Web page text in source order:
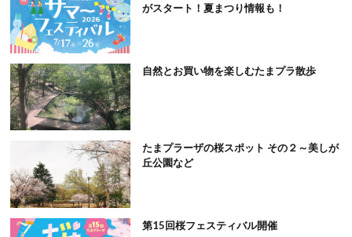
がスタート！夏まつり情報も！
自然とお買い物を楽しむたまプラ散歩
たまプラーザの桜スポット その２～美しが
丘公園など
第15回桜フェスティバル開催